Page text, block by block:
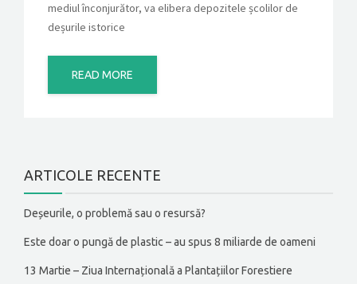
mediul înconjurător, va elibera depozitele școlilor de
deșurile istorice
READ MORE
ARTICOLE RECENTE
Deșeurile, o problemă sau o resursă?
Este doar o pungă de plastic – au spus 8 miliarde de oameni
13 Martie – Ziua Internațională a Plantațiilor Forestiere